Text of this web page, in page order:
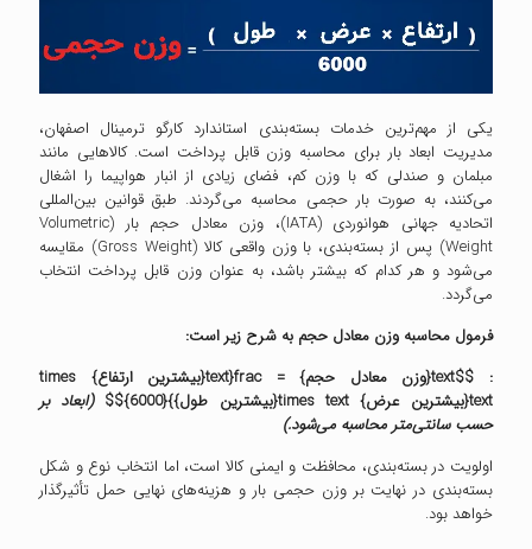
یکی از مهم‌ترین خدمات بسته‌بندی استاندارد کارگو ترمینال اصفهان،
مدیریت ابعاد بار برای محاسبه وزن قابل پرداخت است. کالاهایی مانند
مبلمان و صندلی که با وزن کم، فضای زیادی از انبار هواپیما را اشغال
می‌کنند، به صورت بار حجمی محاسبه می‌گردند. طبق قوانین بین‌المللی
اتحادیه جهانی هوانوردی (IATA)، وزن معادل حجم بار (Volumetric
Weight) پس از بسته‌بندی، با وزن واقعی کالا (Gross Weight) مقایسه
می‌شود و هر کدام که بیشتر باشد، به عنوان وزن قابل پرداخت انتخاب
می‌گردد.
فرمول محاسبه وزن معادل حجم به شرح زیر است:
: $$text{وزن معادل حجم} = frac{text{بیشترین ارتفاع} times
text{بیشترین عرض} times text{بیشترین طول}}{6000}$$
(ابعاد بر
حسب سانتی‌متر محاسبه می‌شود.)
اولویت در بسته‌بندی، محافظت و ایمنی کالا است، اما انتخاب نوع و شکل
بسته‌بندی در نهایت بر وزن حجمی بار و هزینه‌های نهایی حمل تأثیرگذار
خواهد بود.